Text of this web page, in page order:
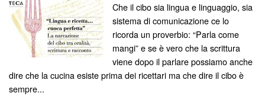
Che il cibo sia lingua e linguaggio, sia
sistema di comunicazione ce lo
ricorda un proverbio: “Parla come
mangi” e se è vero che la scrittura
viene dopo il parlare possiamo anche
dire che la cucina esiste prima dei ricettari ma che dire il cibo è
sempre...